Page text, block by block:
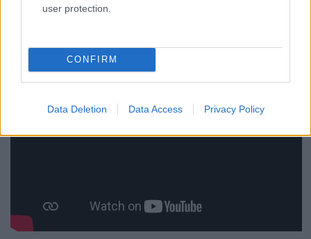
user protection.
CONFIRM
Data Deletion Data Access Privacy Policy